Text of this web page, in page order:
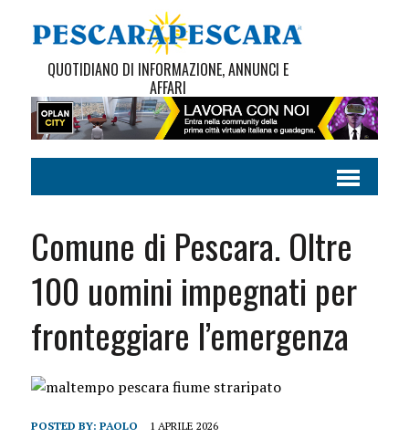
QUOTIDIANO DI INFORMAZIONE, ANNUNCI E
AFFARI
Comune di Pescara. Oltre
100 uomini impegnati per
fronteggiare l’emergenza
POSTED BY: PAOLO 1 APRILE 2026